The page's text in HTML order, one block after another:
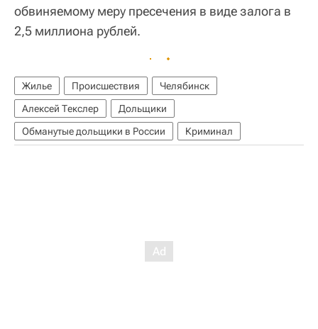
обвиняемому меру пресечения в виде залога в
2,5 миллиона рублей.
Жилье Происшествия
Челябинск
Алексей Текслер
Дольщики
Обманутые дольщики в России
Криминал